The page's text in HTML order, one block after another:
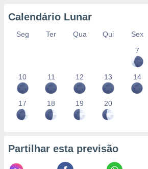
Calendário Lunar
Seg Ter Qua Qui Sex
7
10 11 12 13 14
17 18 19 20
Partilhar esta previsão